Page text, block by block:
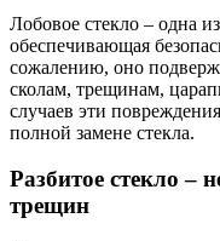
Лобовое стекло – одна
обеспечивающая
сожалению, оно
сколам, трещинам,
случаев эти
полной замене стекла.
Разбитое стекло –
трещин